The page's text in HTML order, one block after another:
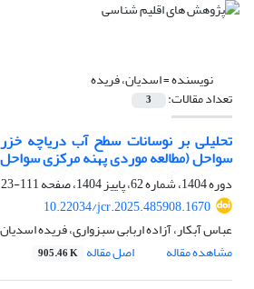
نویسنده =اسدیان، فریده
تعداد مقالات: 3
تحلیلی بر نوسانات سطح آب دریاچه
سواحل (مطالعه موردی پهنه مرکزی سواحل
دوره 1404، شماره 62، پاییز 1404، صفحه
111-123
10.22034/jcr.2025.485908.1670
عباس آبکار، آزاده اربابی سبزواری، فریده اسدیان
مشاهده مقاله
اصل مقاله 905.46 K